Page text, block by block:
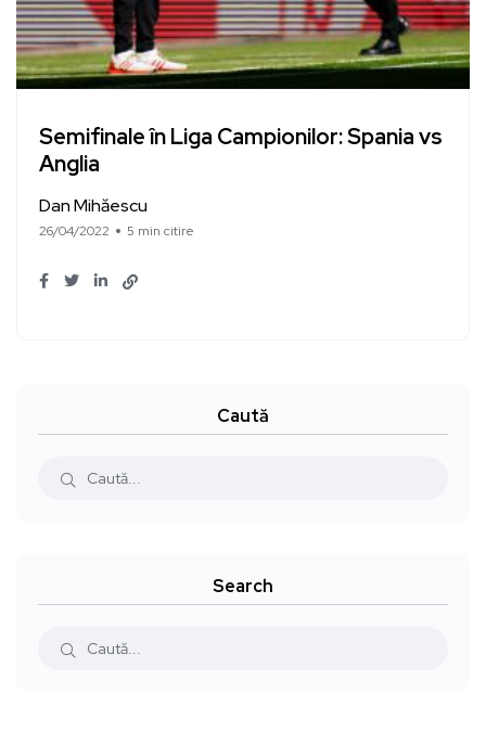
Semifinale în Liga Campionilor: Spania vs
Anglia
Dan Mihăescu
26/04/2022 5 min citire
Caută
Search